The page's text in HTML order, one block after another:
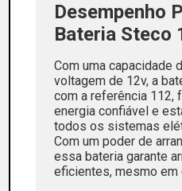
Desempenho
Bateria Steco
Com uma capacidade
voltagem de 12v, a
com a referência 112,
energia confiável e
todos os sistemas
Com um poder de
essa bateria garante
eficientes, mesmo